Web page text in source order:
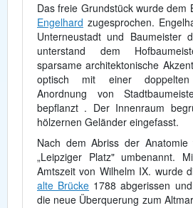
Das freie Grundstück wurde dem
Engelhard zugesprochen.
Unterneustadt und Baumeister
unterstand dem
sparsame architektonische
optisch mit einer
Anordnung von
bepflanzt . Der Innenraum
hölzernen Geländer eingefasst.
Nach dem Abriss der
„Leipziger Platz" umbenannt.
Amtszeit von Wilhelm IX. wurde
alte Brücke 1788 abgerissen
die neue Überquerung zum